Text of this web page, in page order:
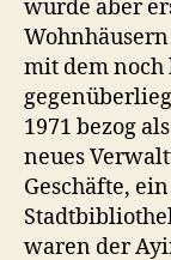
wurde aber
mit dem noch
1971 bezog
neues
Geschäfte,
waren der